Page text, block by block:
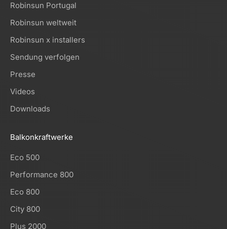
Robinsun Portugal
Robinsun weltweit
Robinsun x installers
Sendung verfolgen
Presse
Videos
Downloads
Balkonkraftwerke
Eco 500
Performance 800
Eco 800
City 800
Plus 2000